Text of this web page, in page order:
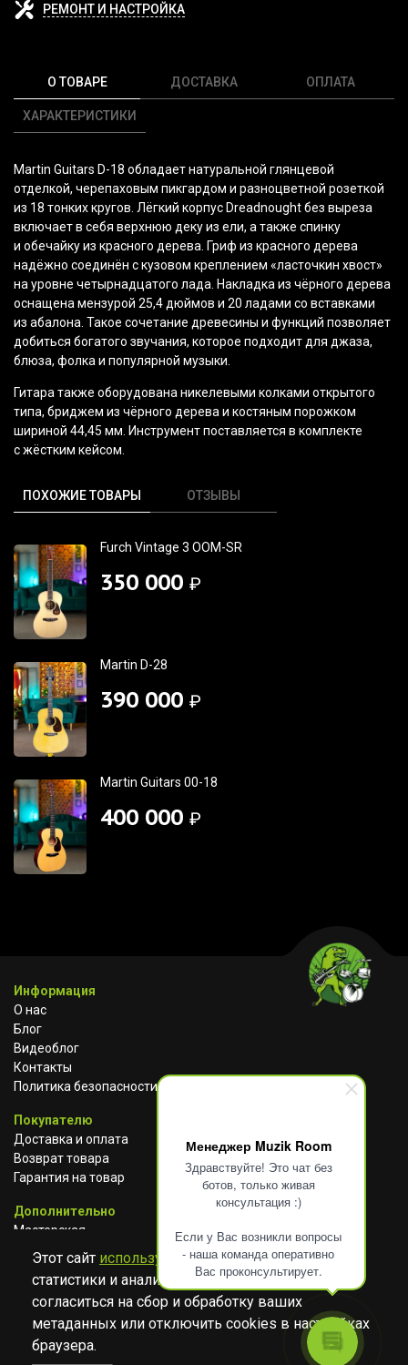
Менеджер Muzik Room
Здравствуйте! Это чат без
ботов, только живая
консультация :)
Если у Вас возникли вопросы
- наша команда оперативно
Вас проконсультирует.
РЕМОНТ И НАСТРОЙКА
О ТОВАРЕ
ХАРАКТЕРИСТИКИ
ДОСТАВКА ОПЛАТА
Martin Guitars D-18 обладает натуральной глянцевой
отделкой, черепаховым пикгардом и разноцветной розеткой
из 18 тонких кругов. Лёгкий корпус Dreadnought без выреза
включает в себя верхнюю деку из ели, а также спинку
и обечайку из красного дерева. Гриф из красного дерева
надёжно соединён с кузовом креплением «ласточкин хвост»
на уровне четырнадцатого лада. Накладка из чёрного дерева
оснащена мензурой 25,4 дюймов и 20 ладами со вставками
из абалона. Такое сочетание древесины и функций позволяет
добиться богатого звучания, которое подходит для джаза,
блюза, фолка и популярной музыки.
Гитара также оборудована никелевыми колками открытого
типа, бриджем из чёрного дерева и костяным порожком
шириной 44,45 мм. Инструмент поставляется в комплекте
с жёстким кейсом.
ПОХОЖИЕ ТОВАРЫ ОТЗЫВЫ
Furch Vintage 3 OOM-SR
350 000 ₽
Martin D-28
390 000 ₽
Martin Guitars 00-18
400 000 ₽
Информация
О нас
Блог
Видеоблог
Контакты
Политика безопасности
Покупателю
Доставка и оплата
Возврат товара
Гарантия на товар
Дополнительно
Мастерская
Сотрудничество
АВИТО
TELEGRAM
YOUTUBE
© Музыкальный магазин Muzik Room, 2023-2026
Этот сайт использует cookies для сбора
статистики и анализа работы сайта. Просим
согласиться на сбор и обработку ваших
метаданных или отключить cookies в настройках
браузера.